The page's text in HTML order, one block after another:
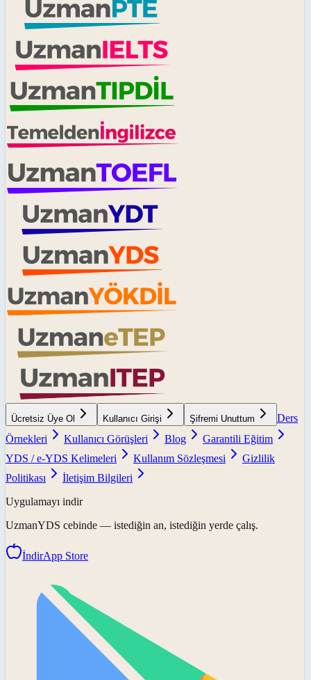
Ücretsiz Üye Ol Kullanıcı Girişi Şifremi Unuttum
Ders
Örnekleri
Kullanıcı Görüşleri Blog
Garantili Eğitim
YDS / e-YDS Kelimeleri
Kullanım Sözleşmesi
Gizlilik
Politikası
İletişim Bilgileri
Uygulamayı indir
UzmanYDS cebinde — istediğin an, istediğin yerde çalış.
İndirApp Store